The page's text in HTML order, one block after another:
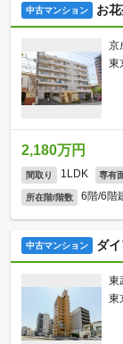
中古マンション お
京
東
2,180万円
間取り 1LDK 専有
所在階/階数 6階/6階
中古マンション ダ
東
東